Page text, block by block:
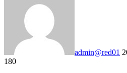
admin@red01
180